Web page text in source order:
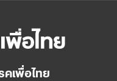
เพื่อไทย